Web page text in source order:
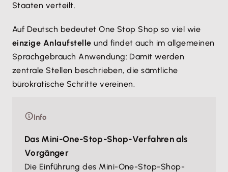
Staaten verteilt.
Auf Deutsch bedeutet One Stop Shop so viel wie
einzige Anlaufstelle und findet auch im allgemeinen
Sprachgebrauch Anwendung: Damit werden
zentrale Stellen beschrieben, die sämtliche
bürokratische Schritte vereinen.
Info
Das Mini-One-Stop-Shop-Verfahren als
Vorgänger
Die Einführung des Mini-One-Stop-Shop-